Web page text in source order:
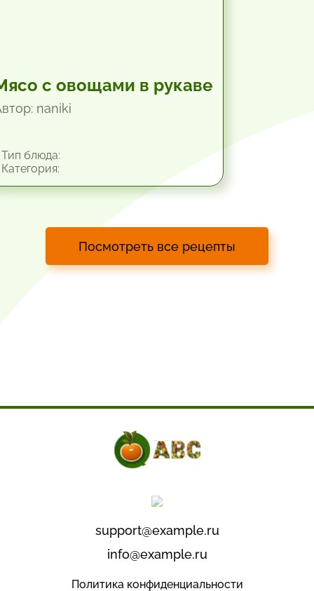
с овощами в рукаве
naniki
блюда:
Посмотреть все рецепты
support@example.ru
info@example.ru
Политика конфиденциальности